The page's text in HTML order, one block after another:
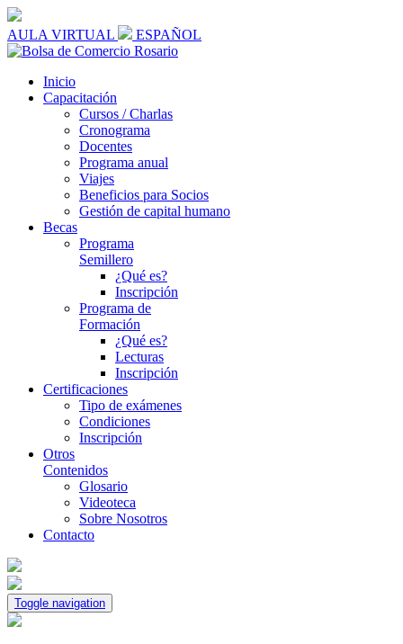
AULA VIRTUAL ESPAÑOL
Inicio
Capacitación
Cursos / Charlas
Cronograma
Docentes
Programa anual
Viajes
Beneficios para Socios
Gestión de capital humano
Becas
Programa
Semillero
¿Qué es?
Inscripción
Programa de
Formación
¿Qué es?
Lecturas
Inscripción
Certificaciones
Tipo de exámenes
Condiciones
Inscripción
Otros
Contenidos
Glosario
Videoteca
Sobre Nosotros
Contacto
Toggle navigation